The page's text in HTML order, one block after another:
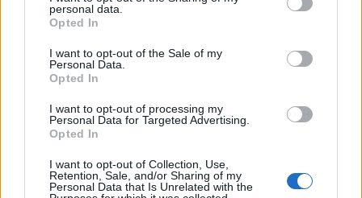
personal data.
Opted In
I want to opt-out of the Sale of my
Personal Data.
Opted In
I want to opt-out of processing my
Personal Data for Targeted Advertising.
Opted In
I want to opt-out of Collection, Use,
Retention, Sale, and/or Sharing of my
Personal Data that Is Unrelated with the
Panchina: Ospina, Contini, Ghoulam, Malcuit, Maksimovic,
Demme, Lobotka, Llorante.
MILAN (4-2-3-1): Donnarumma 7; Calabria 6.5, Kjaer 6.5,
Saelemaekers 6 (Hauge 6.5, dal 28° s.t.), Calhanoglu 6.5
(Krunic s.v., dal 42° s.t.), Rebic 7 (Castillejo 6, dal 28° s.t.);
indisponibile) 6.5